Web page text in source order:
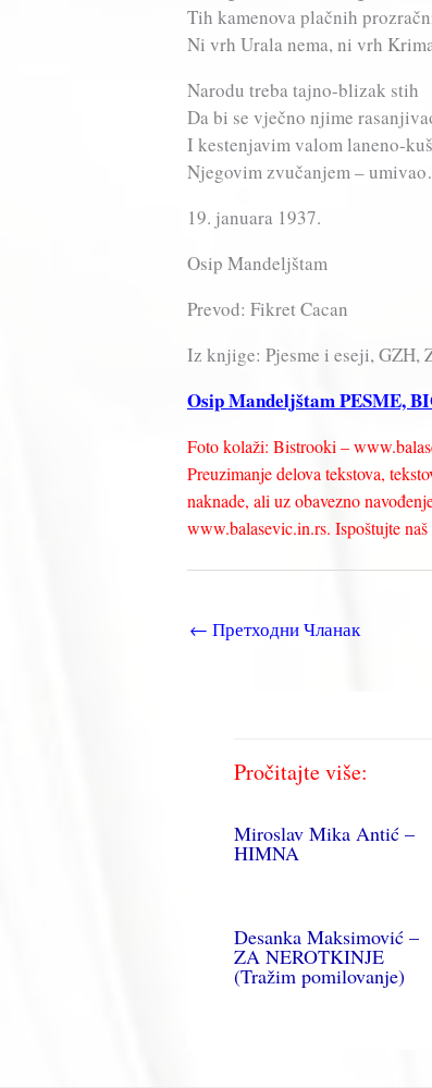
Tih kamenova plačnih
Ni vrh Urala nema, ni vrh
Narodu treba tajno-blizak stih
Da bi se vječno njime
I kestenjavim valom laneno-
Njegovim zvučanjem –
19. januara 1937.
Osip Mandeljštam
Prevod: Fikret Cacan
Iz knjige: Pjesme i eseji, GZH,
Osip Mandeljštam PESME,
Foto kolaži: Bistrooki –
Preuzimanje delova tekstova,
naknade, ali uz obavezno
www.balasevic.in.rs. Ispoštujte
← Претходни Чланак
Pročitajte više:
Miroslav Mika Antić –
HIMNA
Desanka Maksimović –
ZA NEROTKINJE
(Tražim pomilovanje)